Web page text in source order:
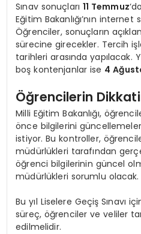
Sınav sonuçları 11 Temmuz
Eğitim Bakanlığı’nın
Öğrenciler, sonuçların
sürecine girecekler. Tercih
tarihleri arasında yapılacak.
boş kontenjanlar ise 4
Öğrencilerin
Milli Eğitim Bakanlığı,
önce bilgilerini
istiyor. Bu kontroller,
müdürlükleri tarafından
öğrenci bilgilerinin güncel
müdürlükleri sorumlu olacak.
Bu yıl Liselere Geçiş Sınavı
süreç, öğrenciler ve veliler
edilmelidir.